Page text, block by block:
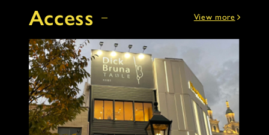
Access View more